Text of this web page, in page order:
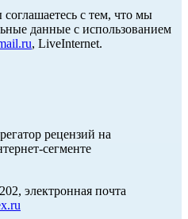
с тем, что мы
данные с использованием
, LiveInternet.
рецензий на
сегменте
электронная почта